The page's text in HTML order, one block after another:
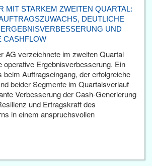
MIT STARKEM ZWEITEN QUARTAL:
DEUTLICHE
UND
CASHFLOW
AG verzeichnete im zweiten Quartal
operative Ergebnisverbesserung. Ein
Auftragseingang, der erfolgreiche
beider Segmente im Quartalsverlauf
Verbesserung der Cash-Generierung
und Ertragskraft des
in einem anspruchsvollen